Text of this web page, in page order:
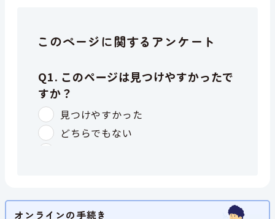
このページに関するアンケート
オンラインの手続き